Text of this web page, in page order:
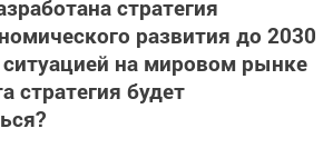
стратегия
развития до 2030
ситуацией на мировом рынке
стратегия будет